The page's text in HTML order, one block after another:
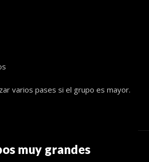
varios pases si el grupo es mayor.
muy grandes